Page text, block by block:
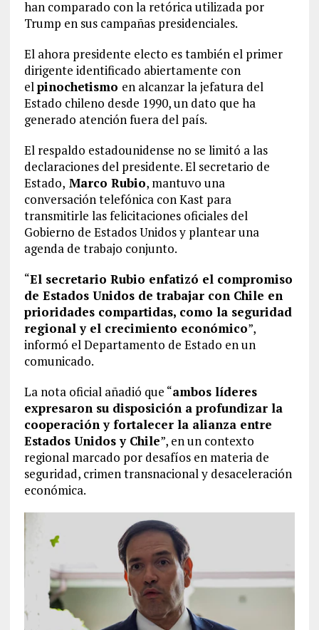
han comparado con la retórica utilizada por
Trump en sus campañas presidenciales.
El ahora presidente electo es también el primer
dirigente identificado abiertamente con
elpinochetismo en alcanzar la jefatura del
Estado chileno desde 1990, un dato que ha
generado atención fuera del país.
El respaldo estadounidense no se limitó a las
declaraciones del presidente. El secretario de
Estado, Marco Rubio, mantuvo una
conversación telefónica con Kast para
transmitirle las felicitaciones oficiales del
Gobierno de Estados Unidos y plantear una
agenda de trabajo conjunto.
“El secretario Rubio enfatizó el compromiso
de Estados Unidos de trabajar con Chile en
prioridades compartidas, como la seguridad
regional y el crecimiento económico”,
informó el Departamento de Estado en un
comunicado.
La nota oficial añadió que “ambos líderes
expresaron su disposición a profundizar la
cooperación y fortalecer la alianza entre
Estados Unidos y Chile”, en un contexto
regional marcado por desafíos en materia de
seguridad, crimen transnacional y desaceleración
económica.